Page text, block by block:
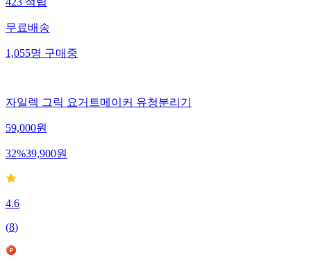
423적립
무료배송
1,055명구매중
자일렉 그릭 요거트메이커 유청분리기
59,000원
32%39,900원
4.6
(8)